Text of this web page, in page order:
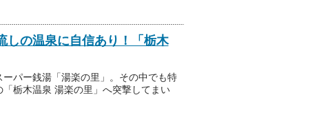
しの温泉に自信あり！「栃木
パー銭湯「湯楽の里」。その中でも特
栃木温泉 湯楽の里」へ突撃してまい